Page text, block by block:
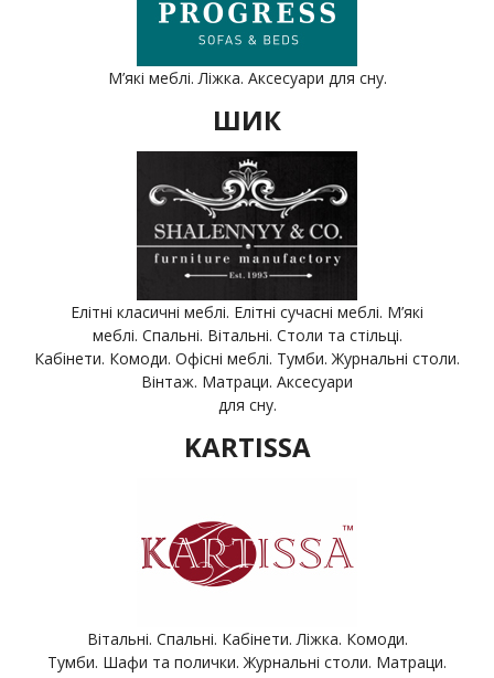
М’які меблі. Ліжка. Аксесуари для сну.
ШИК
Елітні класичні меблі. Елітні сучасні меблі. М’які
меблі. Спальні. Вітальні. Столи та стільці.
Кабінети. Комоди. Офісні меблі. Тумби. Журнальні столи.
Вінтаж. Матраци. Аксесуари
для сну.
KARTISSA
Вітальні. Спальні. Кабінети. Ліжка. Комоди.
Тумби. Шафи та полички. Журнальні столи. Матраци.